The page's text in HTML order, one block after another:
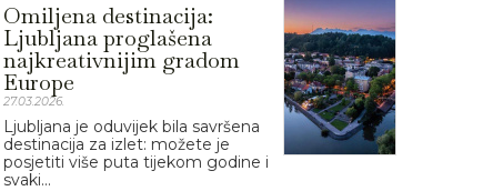
Omiljena destinacija:
Ljubljana proglašena
najkreativnijim gradom
Europe
27.03.2026.
Ljubljana je oduvijek bila savršena
destinacija za izlet: možete je
posjetiti više puta tijekom godine i
svaki...